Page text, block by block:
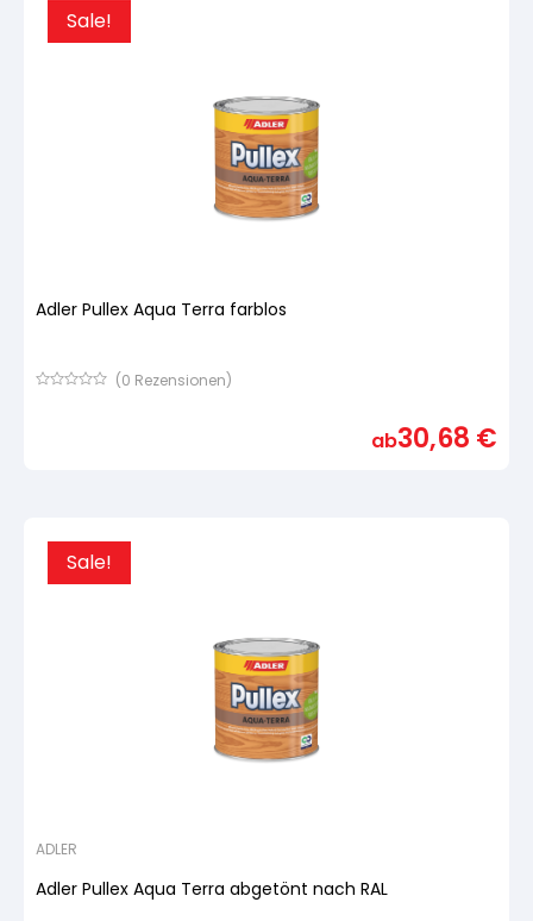
Sale!
Adler Pullex Aqua Terra farblos
(0 Rezensionen)
ab30,68 €
Sale!
ADLER
Adler Pullex Aqua Terra abgetönt nach RAL